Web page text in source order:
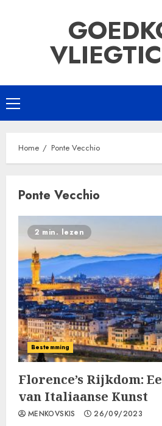
Primair
menu
Home Ponte Vecchio
Ponte Vecchio
2 min. lezen
Bestemming
Florence’s Rijkdom:
van Italiaanse Kunst
MENKOVSKIS 26/09/2023